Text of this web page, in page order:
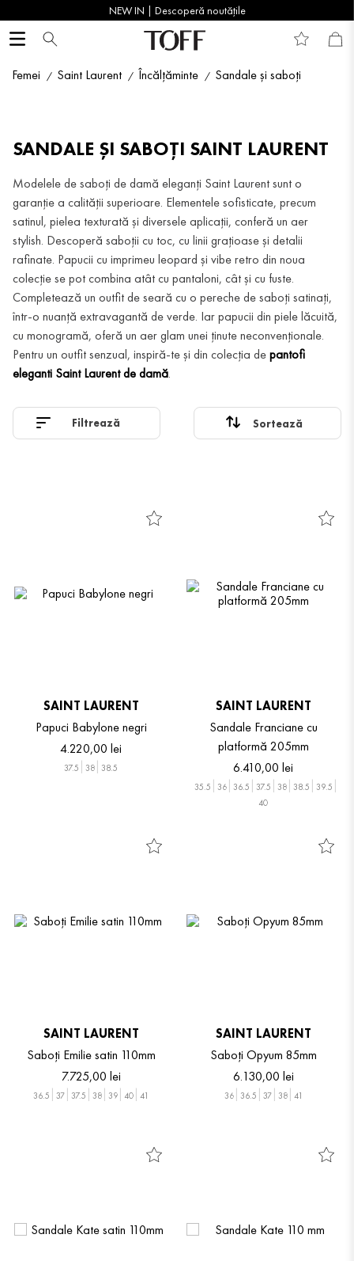
NEW IN | Descoperă noutățile
Femei Saint Laurent Încălțăminte Sandale și saboți
SANDALE ȘI SABOȚI SAINT LAURENT
Modelele de saboți de damă eleganți Saint Laurent sunt o
garanție a calității superioare. Elementele sofisticate, precum
satinul, pielea texturată și diversele aplicații, conferă un aer
stylish. Descoperă saboții cu toc, cu linii grațioase și detalii
rafinate. Papucii cu imprimeu leopard și vibe retro din noua
colecție se pot combina atât cu pantaloni, cât și cu fuste.
Completează un outfit de seară cu o pereche de saboți satinați,
într-o nuanță extravagantă de verde. Iar papucii din piele lăcuită,
cu monogramă, oferă un aer glam unei ținute neconvenționale.
Pentru un outfit senzual, inspiră-te și din colecția depantofi
eleganti Saint Laurent de damă.
Filtrează
SAINT LAURENT
Papuci Babylone negri
4.220,00 lei
37.5 38 38.5
SAINT LAURENT
Sandale Franciane cu
platformă 205mm
6.410,00 lei
35.5 36 36.5 37.5 38 38.5
39.5
40
SAINT LAURENT
Saboți Emilie satin 110mm
7.725,00 lei
36.5 37 37.5 38 39 40 41
SAINT LAURENT
Saboți Opyum 85mm
6.130,00 lei
36 36.5 37 38 41